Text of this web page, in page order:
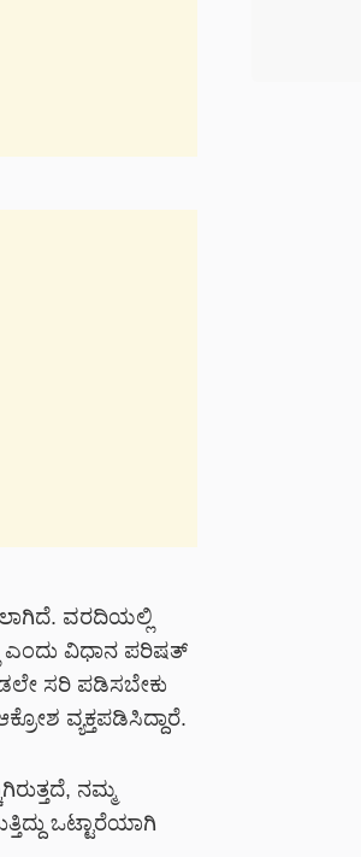
ವರದಿಯಲ್ಲಿ
ಎಂದು ವಿಧಾನ ಪರಿಷತ್
ಸರಿ ಪಡಿಸಬೇಕು
ವ್ಯಕ್ತಪಡಿಸಿದ್ದಾರೆ.
ನಮ್ಮ
ಒಟ್ಟಾರೆಯಾಗಿ